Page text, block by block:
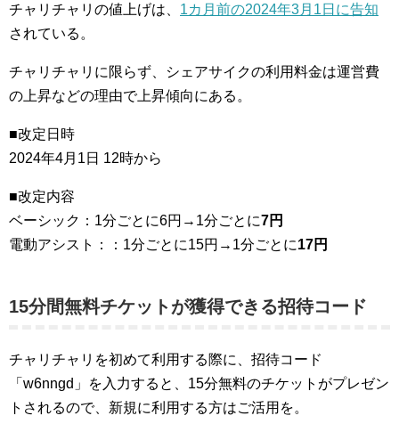
チャリチャリの値上げは、 1カ月前の2024年3月1日に告知
されている。
チャリチャリに限らず、シェアサイクの利用料金は運営費
の上昇などの理由で上昇傾向にある。
■改定日時
2024年4月1日 12時から
■改定内容
ベーシック：1分ごとに6円→1分ごとに7円
電動アシスト：：1分ごとに15円→1分ごとに17円
15分間無料チケットが獲得できる招待コード
チャリチャリを初めて利用する際に、招待コード
「w6nngd」を入力すると、15分無料のチケットがプレゼン
トされるので、新規に利用する方はご活用を。